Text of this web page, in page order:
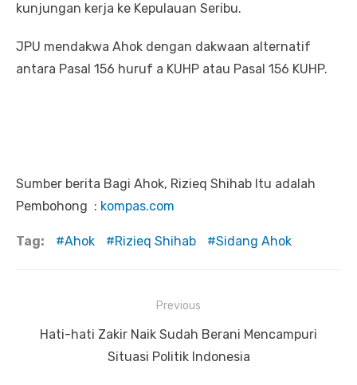
kunjungan kerja ke Kepulauan Seribu.
JPU mendakwa Ahok dengan dakwaan alternatif
antara Pasal 156 huruf a KUHP atau Pasal 156 KUHP.
Sumber berita Bagi Ahok, Rizieq Shihab Itu adalah
Pembohong : kompas.com
Tag: Ahok Rizieq Shihab Sidang Ahok
pos
Previous
Previous
Hati-hati Zakir Naik Sudah Berani Mencampuri
Situasi Politik Indonesia